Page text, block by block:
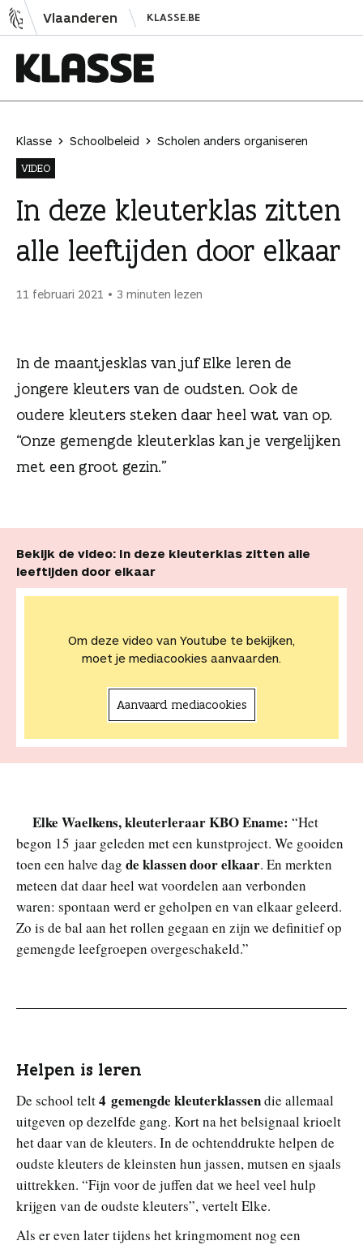
N
a
Vlaanderen KLASSE.BE
a
s
s
e
Klasse Schoolbeleid
Scholen anders organiseren
VIDEO
In deze kleuterklas zitten
alle leeftijden door elkaar
11 februari 2021 3 minuten lezen
In de maantjesklas van juf Elke leren de
jongere kleuters van de oudsten. Ook de
oudere kleuters steken daar heel wat van op.
“Onze gemengde kleuterklas kan je vergelijken
met een groot gezin.”
Bekijk de video: In deze kleuterklas zitten alle
leeftijden door elkaar
Om deze video van Youtube te bekijken,
moet je mediacookies aanvaarden.
Aanvaard mediacookies
Elke Waelkens, kleuterleraar KBO Ename: “Het
begon 15 jaar geleden met een kunstproject. We gooiden
toen een halve dag de klassen door elkaar. En merkten
meteen dat daar heel wat voordelen aan verbonden
waren: spontaan werd er geholpen en van elkaar geleerd.
Zo is de bal aan het rollen gegaan en zijn we definitief op
gemengde leefgroepen overgeschakeld.”
Helpen is leren
De school telt4 gemengde kleuterklassendie allemaal
uitgeven op dezelfde gang. Kort na het belsignaal krioelt
het daar van de kleuters. In de ochtenddrukte helpen de
oudste kleuters de kleinsten hun jassen, mutsen en sjaals
uittrekken. “Fijn voor de juffen dat we heel veel hulp
krijgen van de oudste kleuters”, vertelt Elke.
Als er even later tijdens het kringmoment nog een